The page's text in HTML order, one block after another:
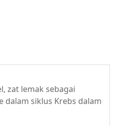
zat lemak sebagai
dalam siklus Krebs dalam